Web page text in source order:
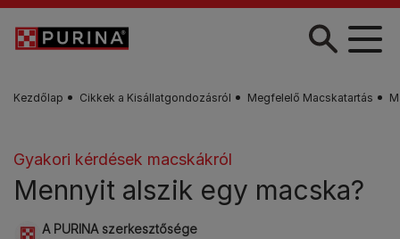
Skip to main content
Kezdőlap Cikkek a Kisállatgondozásról Megfelelő Macskatartás
Gyakori kérdések macskákról
Mennyit alszik egy macska?
A PURINA szerkesztősége